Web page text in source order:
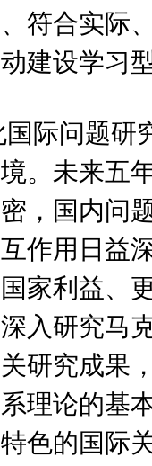
符合实际
建设学习
国际问题研
。未来五
，国内问
作用日益
家利益、
入研究马
研究成果
理论的基
色的国际